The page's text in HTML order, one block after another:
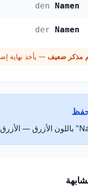
den Namen
der Namen
مذكر ضعيف — يأخذ نهاية